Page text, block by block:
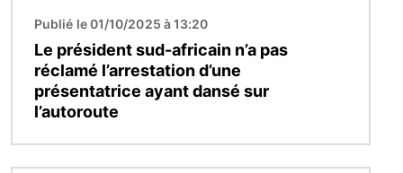
Publié le 01/10/2025 à 13:20
Le président sud-africain n’a pas
réclamé l’arrestation d’une
présentatrice ayant dansé sur
l’autoroute